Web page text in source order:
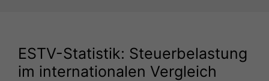
ESTV-Statistik: Steuerbelastung
im internationalen Vergleich